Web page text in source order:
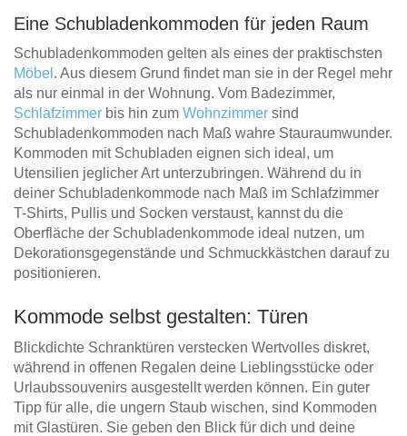
Eine Schubladenkommoden für jeden Raum
Schubladenkommoden gelten als eines der praktischsten
Möbel . Aus diesem Grund findet man sie in der Regel mehr
als nur einmal in der Wohnung. Vom Badezimmer,
Schlafzimmer bis hin zum Wohnzimmer sind
Schubladenkommoden nach Maß wahre Stauraumwunder.
Kommoden mit Schubladen eignen sich ideal, um
Utensilien jeglicher Art unterzubringen. Während du in
deiner Schubladenkommode nach Maß im Schlafzimmer
T-Shirts, Pullis und Socken verstaust, kannst du die
Oberfläche der Schubladenkommode ideal nutzen, um
Dekorationsgegenstände und Schmuckkästchen darauf zu
positionieren.
Kommode selbst gestalten: Türen
Blickdichte Schranktüren verstecken Wertvolles diskret,
während in offenen Regalen deine Lieblingsstücke oder
Urlaubssouvenirs ausgestellt werden können. Ein guter
Tipp für alle, die ungern Staub wischen, sind Kommoden
mit Glastüren. Sie geben den Blick für dich und deine